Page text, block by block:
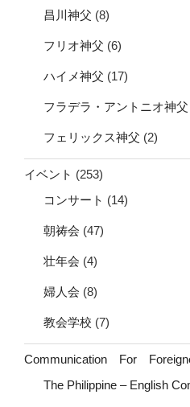
昌川神父 (8)
フリオ神父 (6)
ハイメ神父 (17)
フラデラ・アントニオ神父
フェリックス神父 (2)
イベント (253)
コンサート (14)
朝祷会 (47)
壮年会 (4)
婦人会 (8)
教会学校 (7)
Communication For
The Philippine – English